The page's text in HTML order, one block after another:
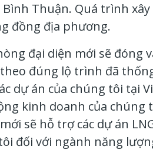
Thuận. Quá trình xây
đồng địa phương.
đại diện mới sẽ đóng
đúng lộ trình đã
dự án của chúng tôi tại
kinh doanh của chúng
sẽ hỗ trợ các dự án
đối với ngành năng